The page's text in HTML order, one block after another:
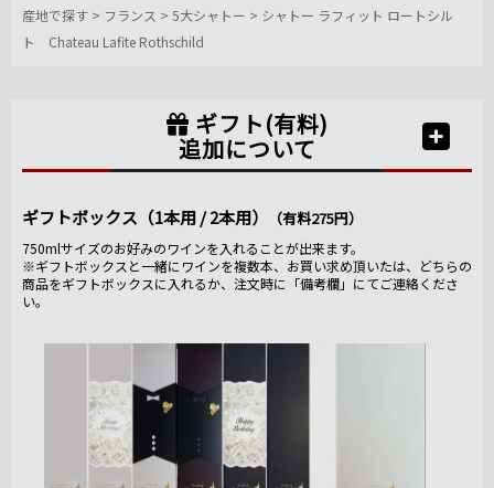
産地で探す > フランス > 5大シャトー > シャトー ラフィット ロートシル
ト Chateau Lafite Rothschild
ギフト(有料)
追加について
ギフトボックス（1本用 / 2本用） （有料275円）
750mlサイズのお好みのワインを入れることが出来ます。
※ギフトボックスと一緒にワインを複数本、お買い求め頂いたは、どちらの
商品をギフトボックスに入れるか、注文時に「備考欄」にてご連絡くださ
い。